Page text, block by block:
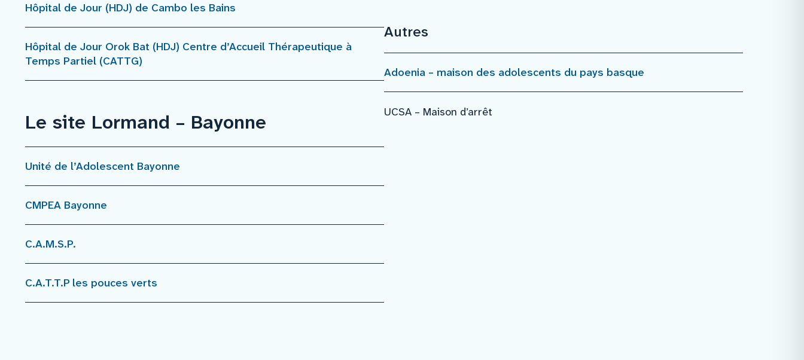
Hôpital de Jour (HDJ) de Cambo les Bains
Hôpital de Jour Orok Bat (HDJ) Centre d’Accueil Thérapeutique à
Temps Partiel (CATTG)
Le site Lormand – Bayonne
Unité de l’Adolescent Bayonne
CMPEA Bayonne
C.A.M.S.P.
C.A.T.T.P les pouces verts
Autres
Adoenia – maison des adolescents du pays basque
UCSA – Maison d’arrêt